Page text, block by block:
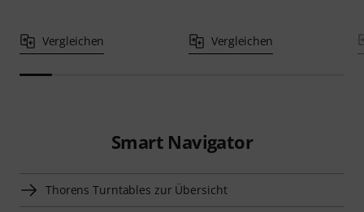
Vergleichen Vergleichen
Smart Navigator
Thorens Turntables zur Übersicht